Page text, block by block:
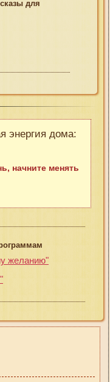
для
энергия дома:
начните менять
желанию"